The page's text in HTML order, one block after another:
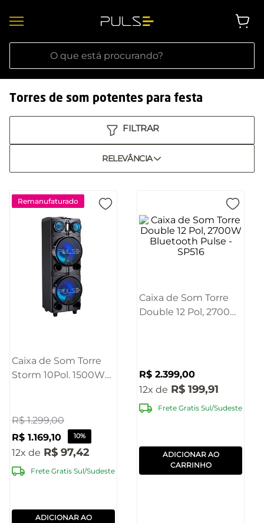
O que está procurando?
Torres de som potentes para festa
RELEVÂNCIA
Remanufaturado
Caixa de Som Torre
Storm 10Pol. 1500W
Pulse - SP514OUT
[Reembalado]
R$ 1.299,00
R$ 1.169,10 10%
12 R$ 97,42
Frete Gratis Sul/Sudeste
ADICIONAR AO
Caixa de Som Torre
Double 12 Pol, 2700W
R$ 2.399,00
12
R$ 199,91
Frete Gratis Sul/Sudeste
ADICIONAR AO
CARRINHO